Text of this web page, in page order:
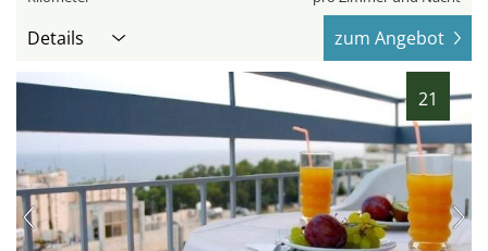
Details zum Angebot
21